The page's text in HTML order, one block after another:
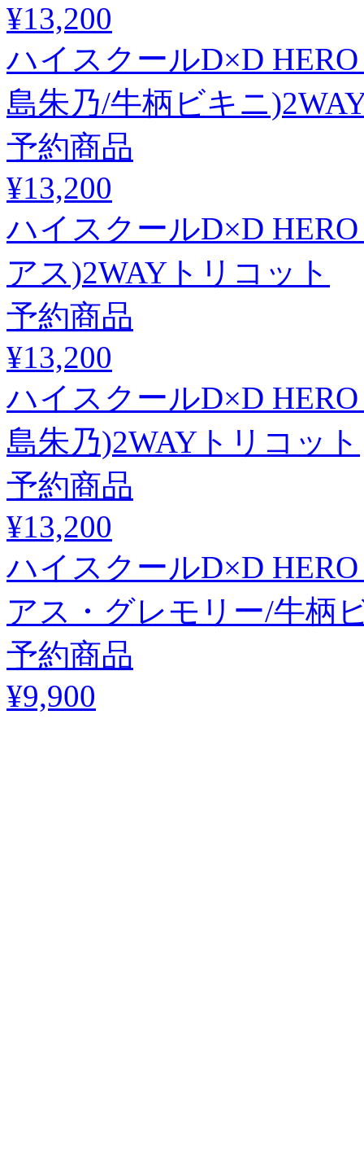
¥13,200
ハイスクールD×D
島朱乃/牛柄ビキニ
予約商品
¥13,200
ハイスクールD×D
アス)2WAYトリコット
予約商品
¥13,200
ハイスクールD×D
島朱乃)2WAYトリコット
予約商品
¥13,200
ハイスクールD×D
アス・グレモリー/牛柄
予約商品
¥9,900